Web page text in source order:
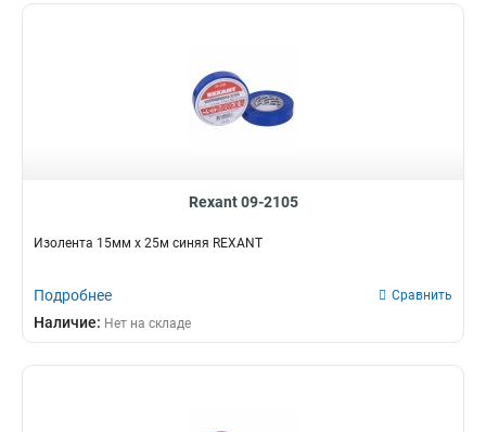
Rexant 09-2105
Изолента 15мм х 25м синяя REXANT
Подробнее Сравнить
Наличие: Нет на складе